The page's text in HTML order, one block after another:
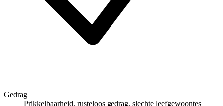
Gedrag
Prikkelbaarheid, rusteloos gedrag, slechte leefgewoontes